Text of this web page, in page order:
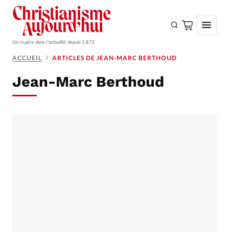
Un repère dans l'actualité depuis 1872
Monde
ACCUEIL ARTICLES DE JEAN-MARC BERTHOUD
Jean-Marc Berthoud